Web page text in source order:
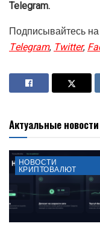
рассказал, как
за небрежного
Многие
мошенничество.
Накануне бывшая
президентом, а
Будь в курсе!
Telegram.
Подписывайтесь
Telegram,Twitter,